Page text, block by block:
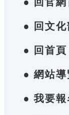
● 回文化
● 回首頁
● 網站導
● 我要報